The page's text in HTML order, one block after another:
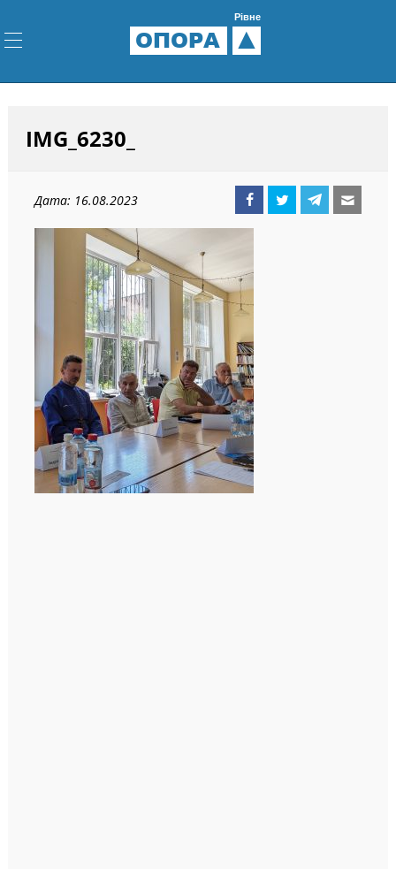
ОПОРА
Рівне
IMG_6230_
Дата: 16.08.2023